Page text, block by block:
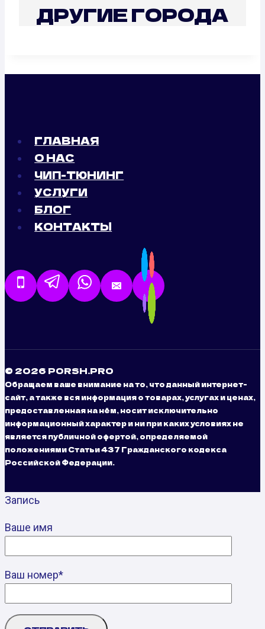
ДРУГИЕ ГОРОДА
ГЛАВНАЯ
О НАС
ЧИП-ТЮНИНГ
УСЛУГИ
БЛОГ
КОНТАКТЫ
© 2026 PORSH.PRO
Обращаем ваше внимание на то, что данный интернет-
сайт, а также вся информация о товарах, услугах и ценах,
предоставленная на нём, носит исключительно
информационный характер и ни при каких условиях не
является публичной офертой, определяемой
положениями Статьи 437 Гражданского кодекса
Российской Федерации.
Запись
Ваше имя
Ваш номер*